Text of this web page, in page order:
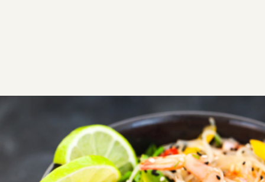
ΘΑΛΑΣΣΙΝΑ
Νουντλς με γαρίδες (noodles)
Εύκολη και γρήγορη συνταγή με noodles, γαρίδες και
σαλτσα λαχανικων. Γεύσεις από τη μακρινή Ταϊλάνδη